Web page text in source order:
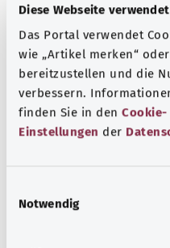
Diese Webseite
Das Portal verwendet
wie „Artikel merken“
bereitzustellen und die
verbessern.
finden Sie in den Cookie-
Einstellungen der
Notwendig
Psyche und